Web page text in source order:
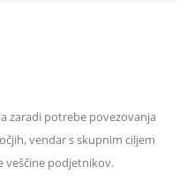
zaradi potrebe povezovanja
vendar s skupnim ciljem
veščine podjetnikov.